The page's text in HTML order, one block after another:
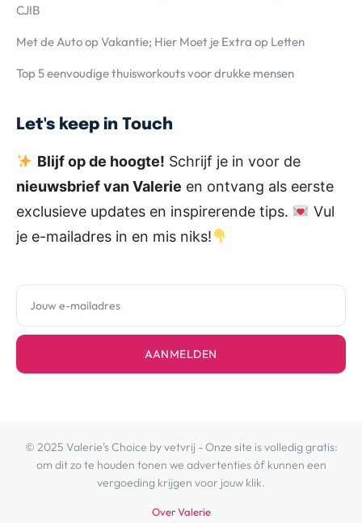
CJIB
Met de Auto op Vakantie; Hier Moet je Extra op Letten
Top 5 eenvoudige thuisworkouts voor drukke mensen
Let's keep in Touch
Blijf op de hoogte! Schrijf je in voor de
nieuwsbrief van Valerie en ontvang als eerste
exclusieve updates en inspirerende tips.
Vul
je e-mailadres in en mis niks!
AANMELDEN
© 2025 Valerie's Choice by vetvrij - Onze site is volledig gratis:
om dit zo te houden tonen we advertenties óf kunnen een
vergoeding krijgen voor jouw klik.
Over Valerie